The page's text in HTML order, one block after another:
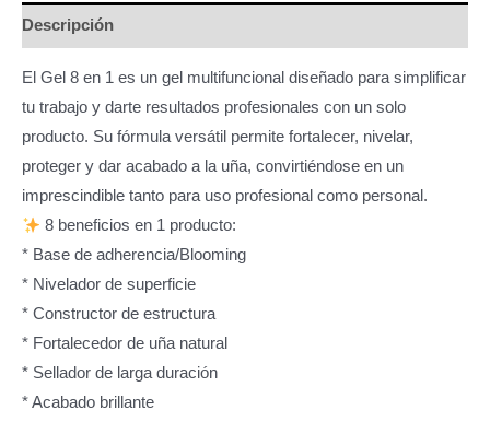
DKL
Descripción
El Gel 8 en 1 es un gel multifuncional diseñado para simplificar
tu trabajo y darte resultados profesionales con un solo
producto. Su fórmula versátil permite fortalecer, nivelar,
proteger y dar acabado a la uña, convirtiéndose en un
imprescindible tanto para uso profesional como personal.
8 beneficios en 1 producto:
* Base de adherencia/Blooming
* Nivelador de superficie
* Constructor de estructura
* Fortalecedor de uña natural
* Sellador de larga duración
* Acabado brillante